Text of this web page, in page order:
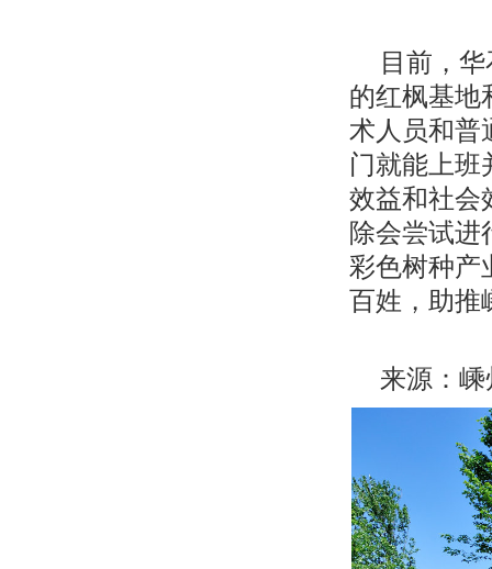
目前，
的红枫基地
术人员和普
门就能上班
效益和社会
除会尝试进
彩色树种产
百姓，助推
来源：